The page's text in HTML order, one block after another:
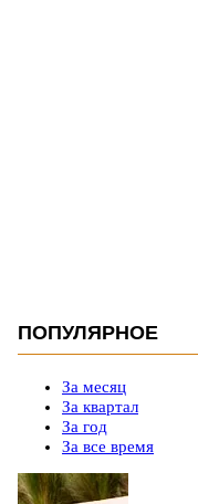
ПОПУЛЯРНОЕ
За месяц
За квартал
За год
За все время